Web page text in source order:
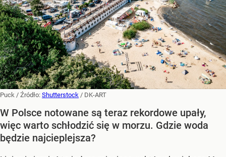
Puck / Źródło: Shutterstock / DK-ART
W Polsce notowane są teraz rekordowe upały,
więc warto schłodzić się w morzu. Gdzie woda
będzie najcieplejsza?